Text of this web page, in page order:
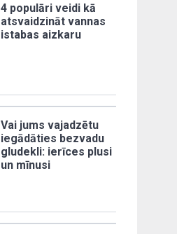
4 populāri veidi kā
atsvaidzināt vannas
istabas aizkaru
Vai jums vajadzētu
iegādāties bezvadu
gludekli: ierīces plusi
un mīnusi